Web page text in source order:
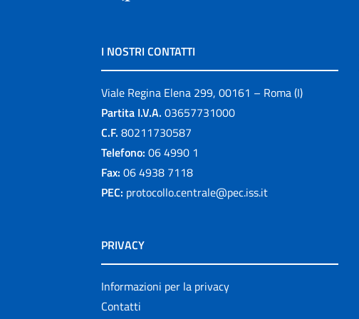
I NOSTRI CONTATTI
Viale Regina Elena 299, 00161 – Roma (I)
Partita I.V.A. 03657731000
C.F. 80211730587
Telefono: 06 4990 1
Fax: 06 4938 7118
PEC: protocollo.centrale@pec.iss.it
PRIVACY
Informazioni per la privacy
Contatti